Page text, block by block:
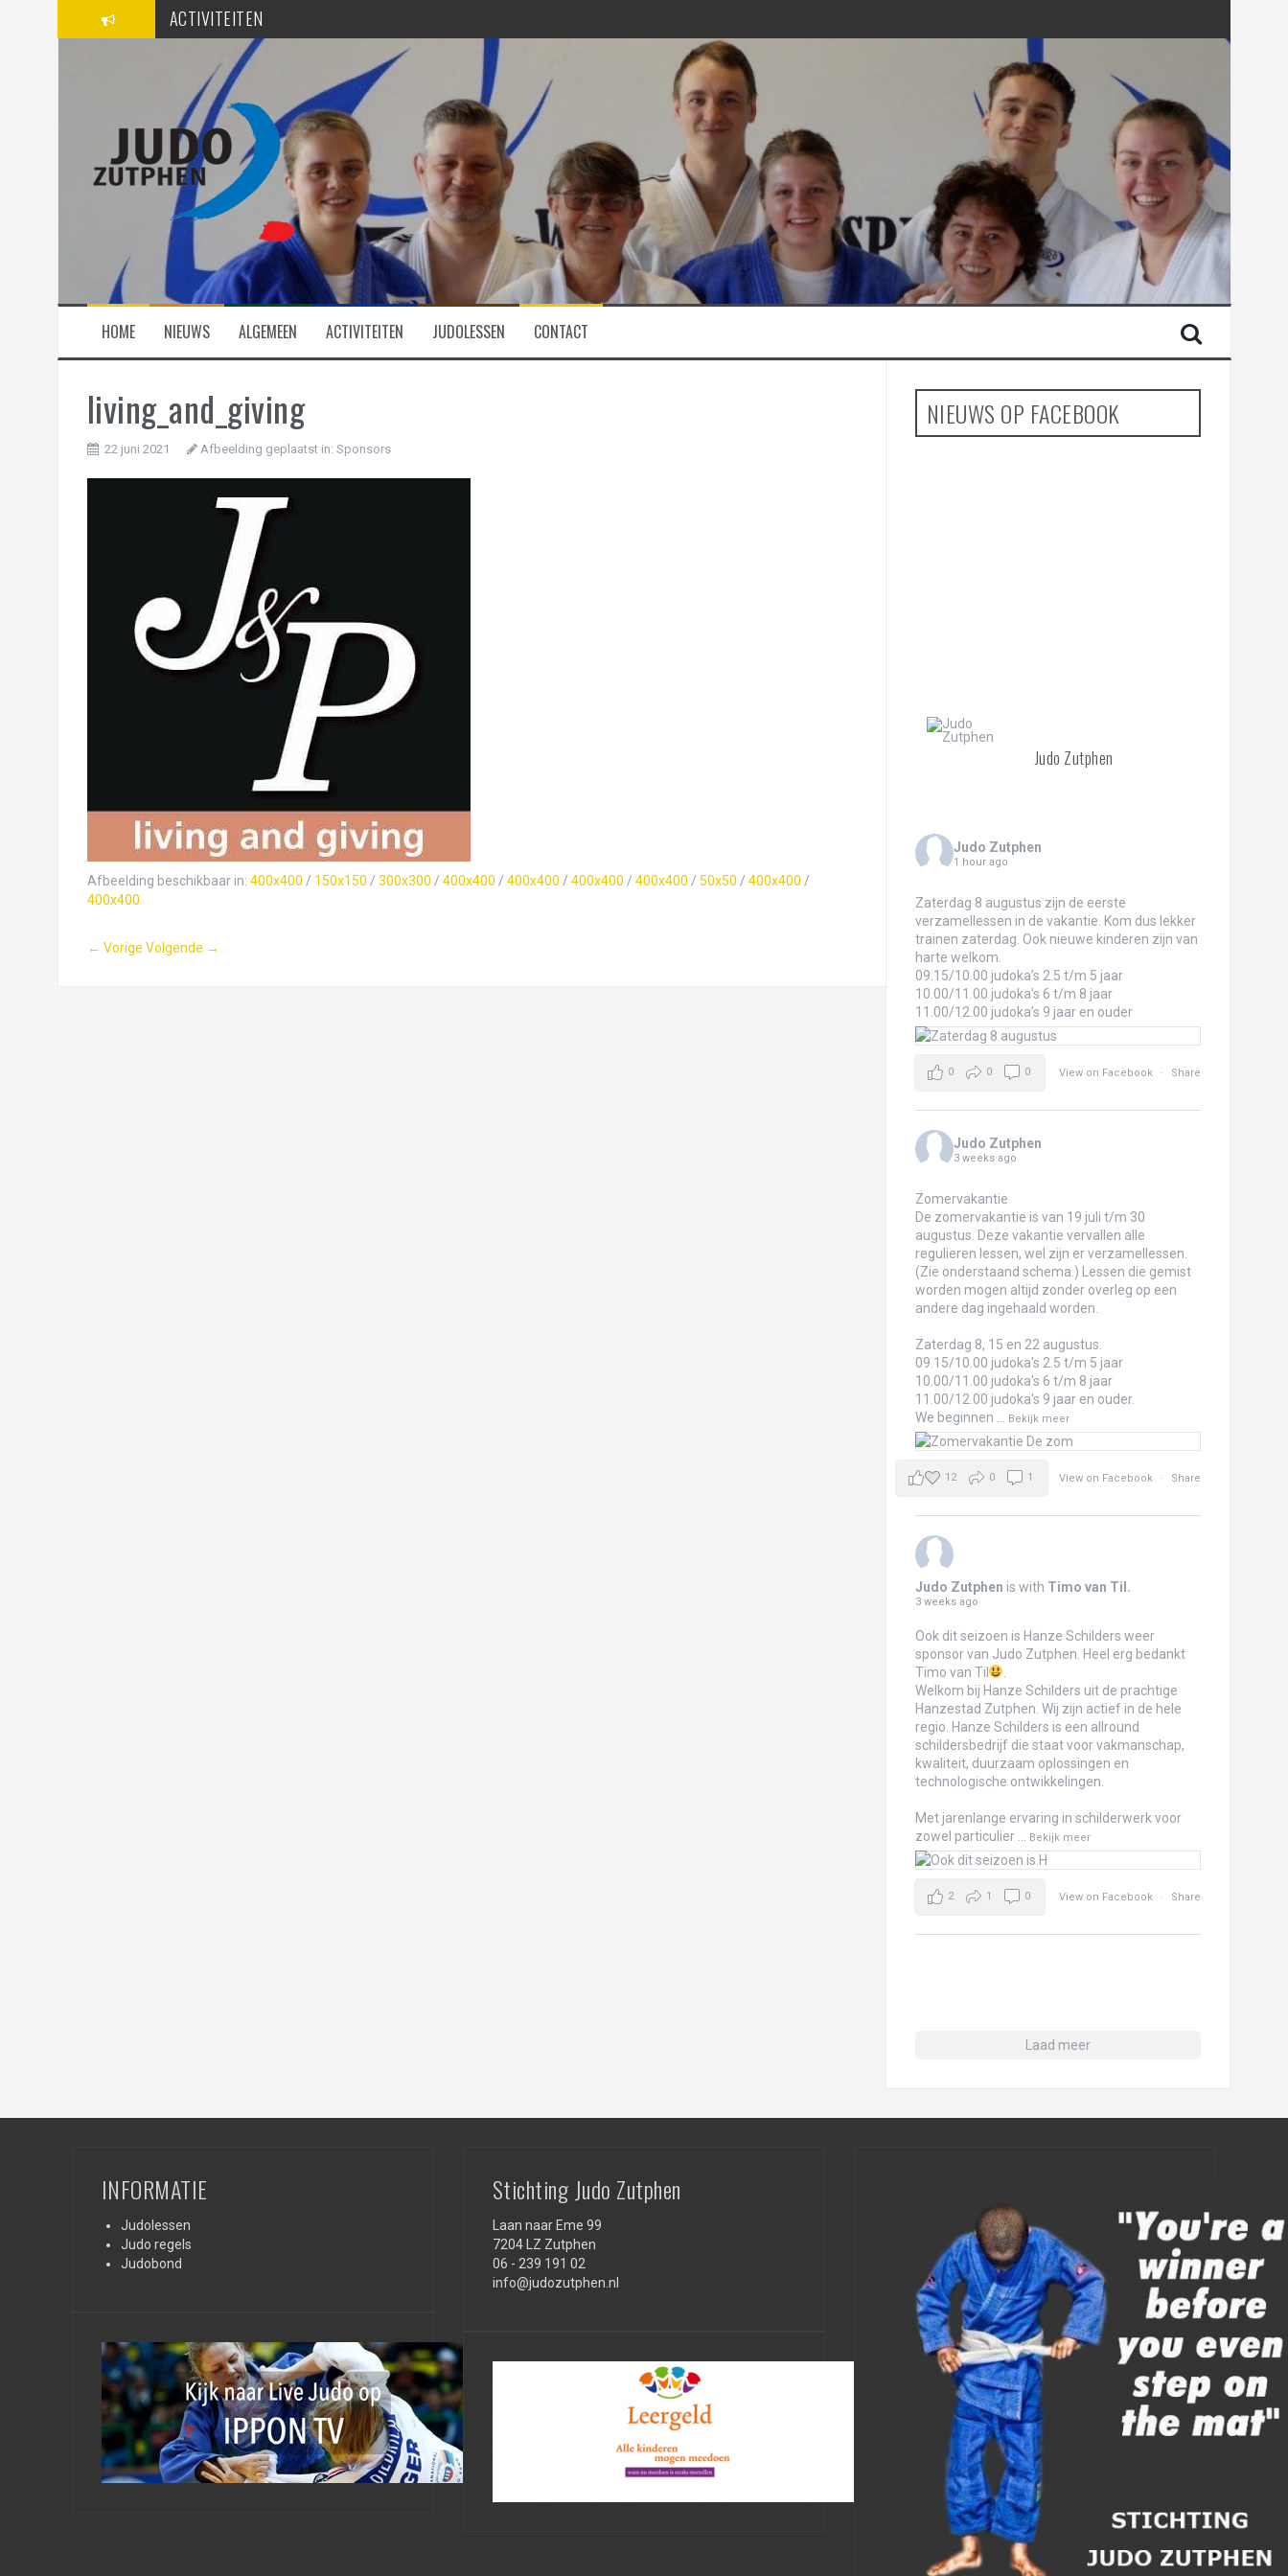
ACTIVITEITEN
SPONSORS
HOME NIEUWS ALGEMEEN ACTIVITEITEN JUDOLESSEN CONTACT
living_and_giving
22 juni 2021 Afbeelding geplaatst in: Sponsors
Afbeelding beschikbaar in: 400x400 / 150x150 / 300x300 / 400x400 / 400x400 / 400x400 / 400x400 / 50x50 / 400x400 /
400x400
← Vorige Volgende →
NIEUWS OP FACEBOOK
Judo Zutphen
Judo Zutphen
1 hour ago
Zaterdag 8 augustus zijn de eerste
verzamellessen in de vakantie. Kom dus lekker
trainen zaterdag. Ook nieuwe kinderen zijn van
harte welkom.
09.15/10.00 judoka’s 2.5 t/m 5 jaar
10.00/11.00 judoka’s 6 t/m 8 jaar
11.00/12.00 judoka’s 9 jaar en ouder
View on Facebook · Share
0 0 0
Judo Zutphen
3 weeks ago
Zomervakantie
De zomervakantie is van 19 juli t/m 30
augustus. Deze vakantie vervallen alle
regulieren lessen, wel zijn er verzamellessen.
(Zie onderstaand schema.) Lessen die gemist
worden mogen altijd zonder overleg op een
andere dag ingehaald worden.
Zaterdag 8, 15 en 22 augustus.
09.15/10.00 judoka's 2.5 t/m 5 jaar
10.00/11.00 judoka's 6 t/m 8 jaar
11.00/12.00 judoka's 9 jaar en ouder.
We beginnen
Bekijk meer
View on Facebook · Share
12 0 1
Judo Zutphen is with Timo van Til.
3 weeks ago
Ook dit seizoen is Hanze Schilders weer
sponsor van Judo Zutphen. Heel erg bedankt
Timo van Til
Welkom bij Hanze Schilders uit de prachtige
Hanzestad Zutphen. Wij zijn actief in de hele
regio. Hanze Schilders is een allround
schildersbedrijf die staat voor vakmanschap,
kwaliteit, duurzaam oplossingen en
technologische ontwikkelingen.
Met jarenlange ervaring in schilderwerk voor
zowel particulier
Bekijk meer
View on Facebook · Share
2 1 0
Laad meer
INFORMATIE
Judolessen
Judo regels
Judobond
Stichting Judo Zutphen
Laan naar Eme 99
7204 LZ Zutphen
06 - 239 191 02
info@judozutphen.nl